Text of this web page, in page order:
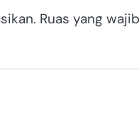
Ruas yang